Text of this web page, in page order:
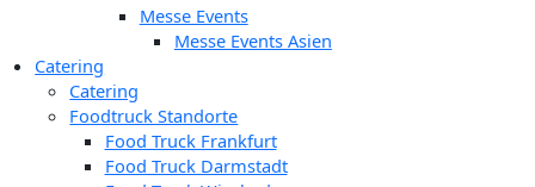
Messe Events
Messe Events Asien
Catering
Catering
Foodtruck Standorte
Food Truck Frankfurt
Food Truck Darmstadt